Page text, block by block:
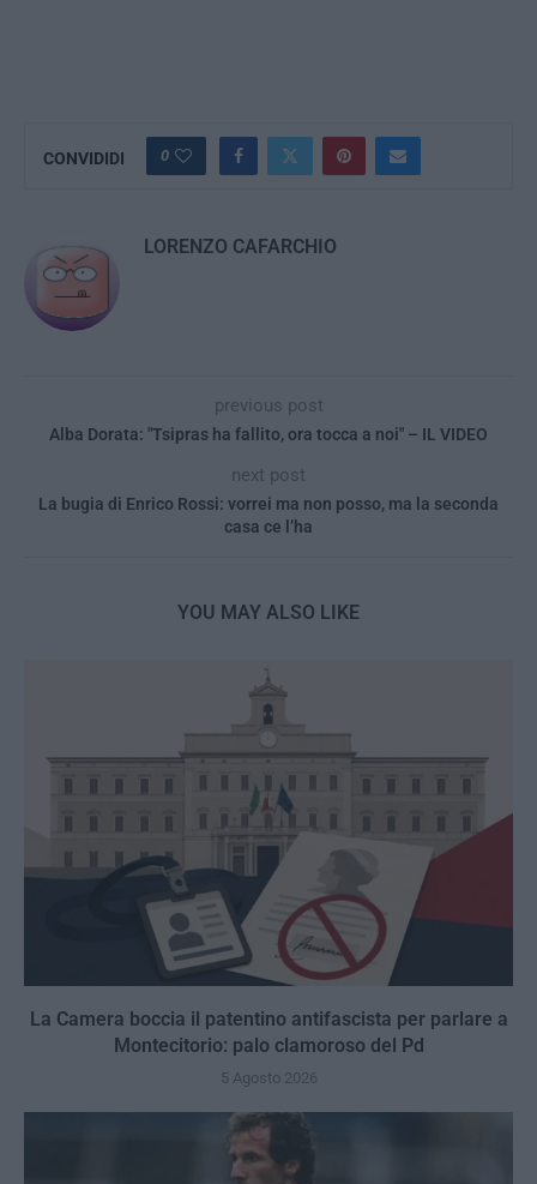
CONVIDIDI 0
LORENZO CAFARCHIO
previous post
Alba Dorata: "Tsipras ha fallito, ora tocca a noi" – IL VIDEO
next post
La bugia di Enrico Rossi: vorrei ma non posso, ma la seconda
casa ce l’ha
YOU MAY ALSO LIKE
La Camera boccia il patentino antifascista per parlare a
Montecitorio: palo clamoroso del Pd
5 Agosto 2026